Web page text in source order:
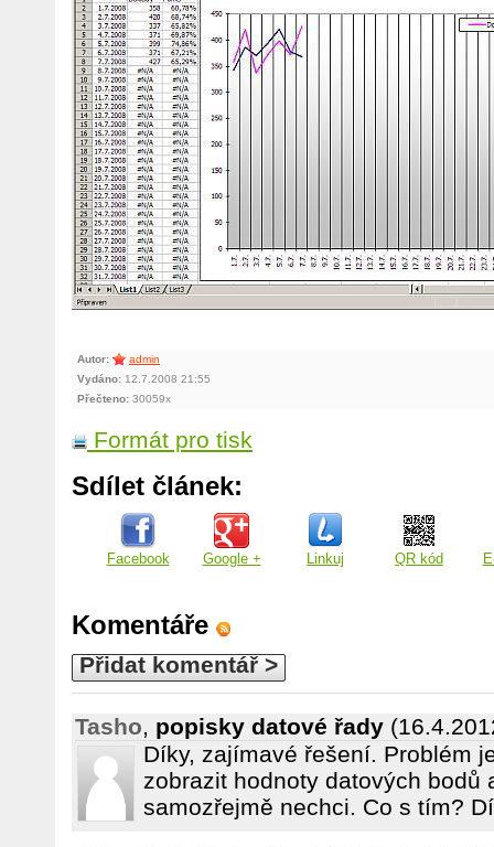
Autor:
admin
Vydáno: 12.7.2008 21:55
Přečteno: 30059x
Formát pro tisk
Sdílet článek:
Facebook Google + Linkuj QR kód
Komentáře
Přidat komentář >
Tasho, popisky datové řady
Díky, zajímavé řešení. Problém
zobrazit hodnoty datových bodů
samozřejmě nechci. Co s tím?